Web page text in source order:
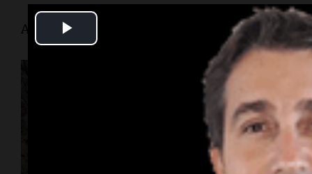
A su vez, cabe decir que el cerro tiene una